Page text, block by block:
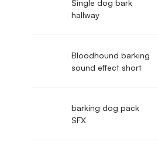
Single dog bark
hallway
Bloodhound barking
sound effect short
barking dog pack
SFX